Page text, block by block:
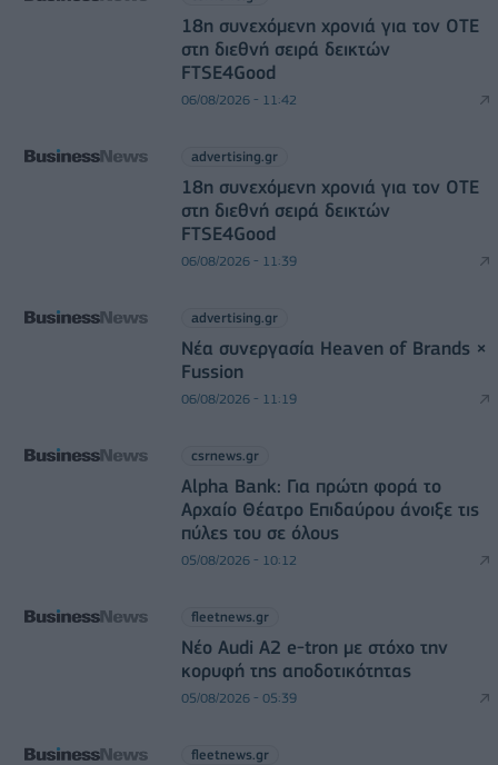
18η συνεχόμενη χρονιά για τον ΟΤΕ
στη διεθνή σειρά δεικτών
FTSE4Good
06/08/2026 - 11:42
advertising.gr
18η συνεχόμενη χρονιά για τον ΟΤΕ
στη διεθνή σειρά δεικτών
FTSE4Good
06/08/2026 - 11:39
advertising.gr
Νέα συνεργασία Heaven of Brands ×
Fussion
06/08/2026 - 11:19
csrnews.gr
Alpha Bank: Για πρώτη φορά το
Αρχαίο Θέατρο Επιδαύρου άνοιξε τις
πύλες του σε όλους
05/08/2026 - 10:12
fleetnews.gr
Νέο Audi A2 e-tron με στόχο την
κορυφή της αποδοτικότητας
05/08/2026 - 05:39
fleetnews.gr